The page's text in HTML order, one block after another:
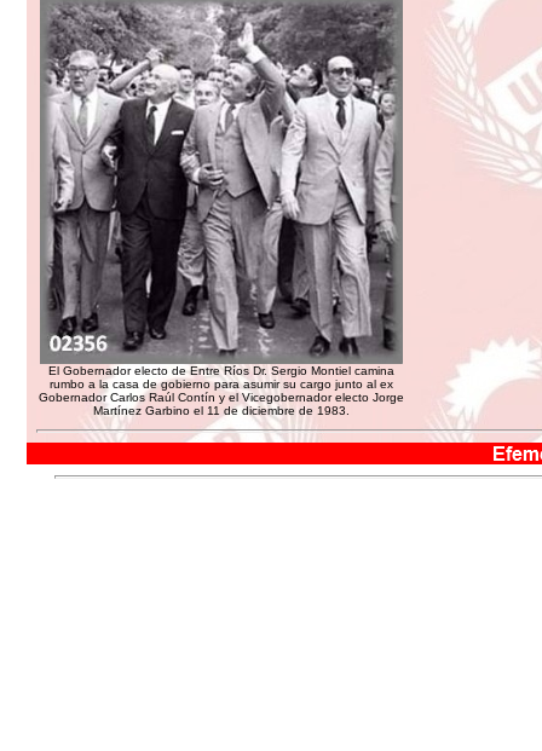
El Gobernador electo de Entre Ríos Dr. Sergio Montiel camina
rumbo a la casa de gobierno para asumir su cargo junto al ex
Gobernador Carlos Raúl Contín y el Vicegobernador electo Jorge
Martínez Garbino el 11 de diciembre de 1983.